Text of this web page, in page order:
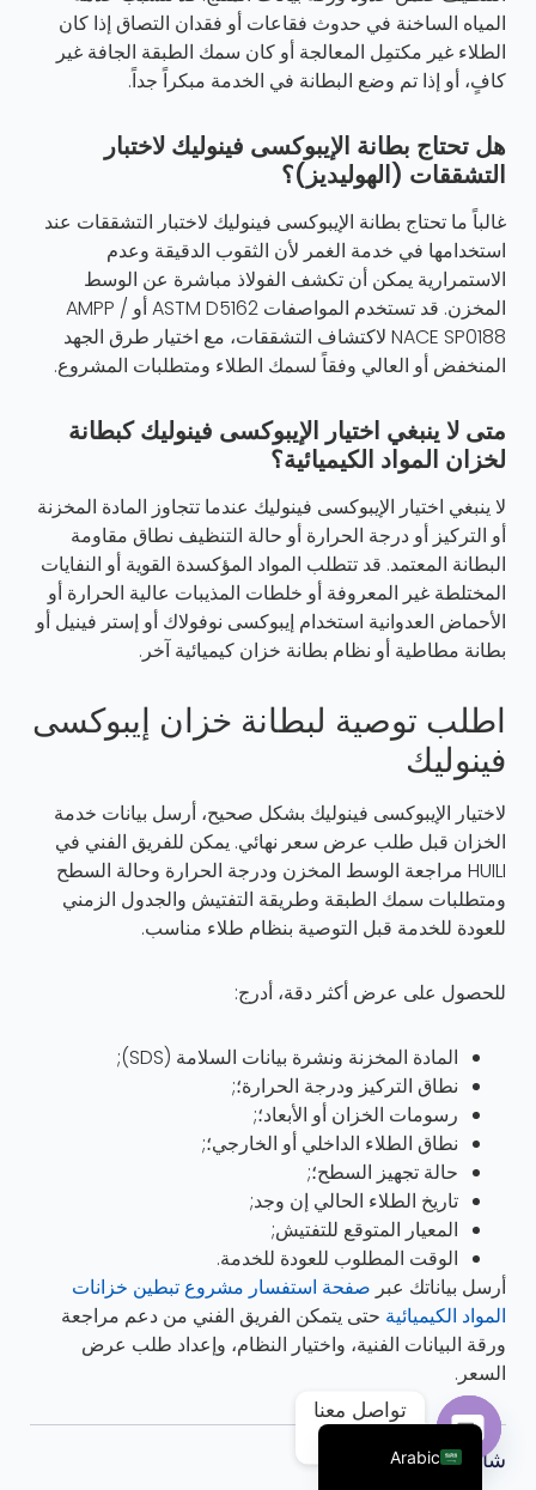
المياه الساخنة في حدوث فقاعات أو فقدان التصاق إذا كان
الطلاء غير مكتمِل المعالجة أو كان سمك الطبقة الجافة غير
كافٍ، أو إذا تم وضع البطانة في الخدمة مبكراً جداً.
هل تحتاج بطانة الإيبوكسى فينوليك لاختبار
التشققات (الهوليديز)؟
غالباً ما تحتاج بطانة الإيبوكسى فينوليك لاختبار التشققات عند
استخدامها في خدمة الغمر لأن الثقوب الدقيقة وعدم
الاستمرارية يمكن أن تكشف الفولاذ مباشرة عن الوسط
المخزن. قد تستخدم المواصفات ASTM D5162 أو AMPP /
NACE SP0188 لاكتشاف التشققات، مع اختيار طرق الجهد
المنخفض أو العالي وفقاً لسمك الطلاء ومتطلبات المشروع.
متى لا ينبغي اختيار الإيبوكسى فينوليك كبطانة
لخزان المواد الكيميائية؟
لا ينبغي اختيار الإيبوكسى فينوليك عندما تتجاوز المادة المخزنة
أو التركيز أو درجة الحرارة أو حالة التنظيف نطاق مقاومة
البطانة المعتمد. قد تتطلب المواد المؤكسدة القوية أو النفايات
المختلطة غير المعروفة أو خلطات المذيبات عالية الحرارة أو
الأحماض العدوانية استخدام إيبوكسى نوفولاك أو إستر فينيل أو
بطانة مطاطية أو نظام بطانة خزان كيميائية آخر.
اطلب توصية لبطانة خزان إيبوكسى
فينوليك
لاختيار الإيبوكسى فينوليك بشكل صحيح، أرسل بيانات خدمة
الخزان قبل طلب عرض سعر نهائي. يمكن للفريق الفني في
HUILI مراجعة الوسط المخزن ودرجة الحرارة وحالة السطح
ومتطلبات سمك الطبقة وطريقة التفتيش والجدول الزمني
للعودة للخدمة قبل التوصية بنظام طلاء مناسب.
للحصول على عرض أكثر دقة، أدرج:
المادة المخزنة ونشرة بيانات السلامة (SDS);
نطاق التركيز ودرجة الحرارة؛;
رسومات الخزان أو الأبعاد؛;
نطاق الطلاء الداخلي أو الخارجي؛;
حالة تجهيز السطح؛;
تاريخ الطلاء الحالي إن وجد;
المعيار المتوقع للتفتيش;
الوقت المطلوب للعودة للخدمة.
أرسل بياناتك عبر صفحة استفسار مشروع تبطين خزانات
المواد الكيميائية حتى يتمكن الفريق الفني من دعم مراجعة
ورقة البيانات الفنية، واختيار النظام، وإعداد طلب عرض
السعر.
شارك: Arabic
English
Russian
Portuguese
تواصل معنا